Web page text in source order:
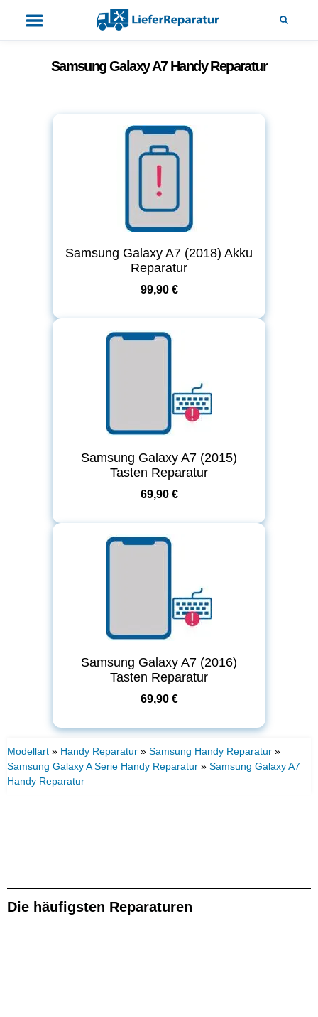
Samsung Galaxy A7 Handy Reparatur
Samsung Galaxy A7 (2018) Akku
Reparatur
99,90 €
Samsung Galaxy A7 (2015)
Tasten Reparatur
69,90 €
Samsung Galaxy A7 (2016)
Tasten Reparatur
69,90 €
Modellart » Handy Reparatur » Samsung Handy Reparatur »
Samsung Galaxy A Serie Handy Reparatur » Samsung Galaxy A7
Handy Reparatur
Die häufigsten Reparaturen